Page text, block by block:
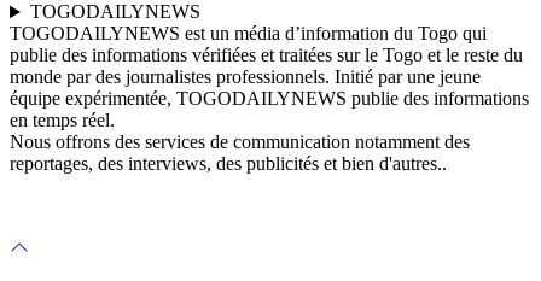
TOGODAILYNEWS
TOGODAILYNEWS est un média d’information du Togo qui
publie des informations vérifiées et traitées sur le Togo et le reste du
monde par des journalistes professionnels. Initié par une jeune
équipe expérimentée, TOGODAILYNEWS publie des informations
en temps réel.
Nous offrons des services de communication notamment des
reportages, des interviews, des publicités et bien d'autres..
Scroll